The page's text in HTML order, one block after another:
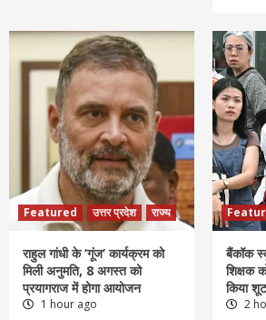
Featured उत्तर प्रदेश राज्य
राहुल गांधी के ‘गूंज’ कार्यक्रम को
मिली अनुमति, 8 अगस्त को
प्रयागराज में होगा आयोजन
1 hour ago
बैंकॉक
शिक्षक
किया शूट
2